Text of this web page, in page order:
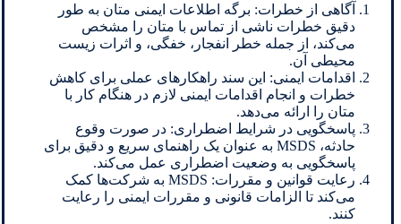
آگاهی از خطرات: برگه اطلاعات ایمنی متان به طور
دقیق خطرات ناشی از تماس با متان را مشخص
می‌کند، از جمله خطر انفجار، خفگی، و اثرات زیست
محیطی آن.
اقدامات ایمنی: این سند راهکارهای عملی برای کاهش
خطرات و انجام اقدامات ایمنی لازم در هنگام کار با
متان را ارائه می‌دهد.
پاسخگویی در شرایط اضطراری: در صورت وقوع
حادثه، MSDS به عنوان یک راهنمای سریع و دقیق برای
پاسخگویی به وضعیت اضطراری عمل می‌کند.
رعایت قوانین و مقررات: MSDS به شرکت‌ها کمک
می‌کند تا الزامات قانونی و مقررات ایمنی را رعایت
کنند.